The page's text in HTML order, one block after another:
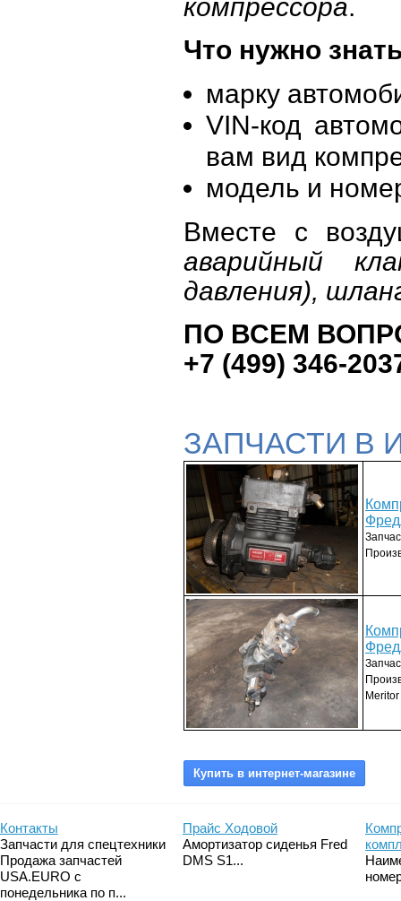
компрессора.
Что нужно
марку
VIN-код
вам вид
модель и
Вместе с
аварийный
давления),
ПО ВСЕМ
+7 (499) 346-
ЗАПЧАСТИ В
Meritor
Контакты
Запчасти для спецтехники
Продажа запчастей
USA.EURO с
понедельника по п...
Прайс Ходовой
Амортизатор сиденья Fred
DMS S1...